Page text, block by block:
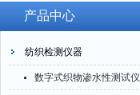
产品中心
纺织检测仪器
数字式织物渗水性测试仪